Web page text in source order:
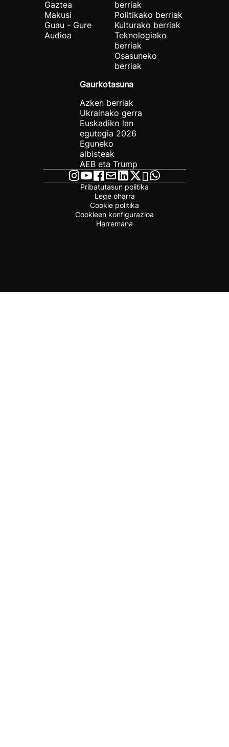
Gaztea
Makusi
Guau - Gure
Audioa
berriak
Politikako berriak
Kulturako berriak
Teknologiako
berriak
Osasuneko
berriak
Gaurkotasuna
Azken berriak
Ukrainako gerra
Euskadiko lan
egutegia 2026
Eguneko
albisteak
AEB eta Trump
Pribatutasun politika
Lege oharra
Cookie politika
Cookieen konfigurazioa
Harremana